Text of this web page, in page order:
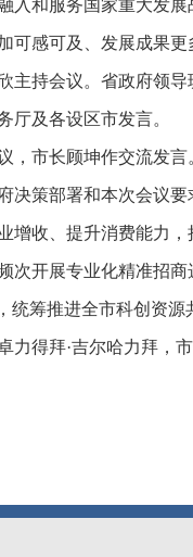
入和服务国家重大发
可感可及、发展成果
主持会议。省政府领
厅及各设区市发言。
，市长顾坤作交流发
决策部署和本次会议
增收、提升消费能力
次开展专业化精准招
统筹推进全市科创资
力得拜·吉尔哈力拜，